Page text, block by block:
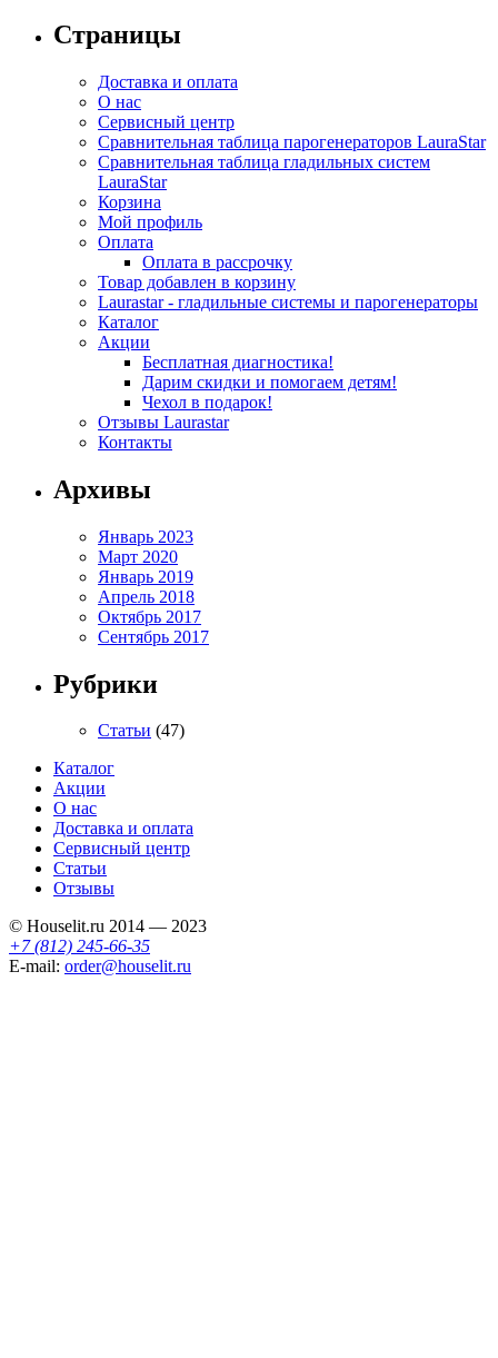
Страницы
Доставка и оплата
О нас
Сервисный центр
Сравнительная таблица парогенераторов LauraStar
Сравнительная таблица гладильных систем
LauraStar
Корзина
Мой профиль
Оплата
Оплата в рассрочку
Товар добавлен в корзину
Laurastar - гладильные системы и парогенераторы
Каталог
Акции
Бесплатная диагностика!
Дарим скидки и помогаем детям!
Чехол в подарок!
Отзывы Laurastar
Контакты
Архивы
Январь 2023
Март 2020
Январь 2019
Апрель 2018
Октябрь 2017
Сентябрь 2017
Рубрики
Статьи (47)
Каталог
Акции
О нас
Доставка и оплата
Сервисный центр
Статьи
Отзывы
© Houselit.ru 2014 — 2023
+7 (812) 245-66-35
E-mail: order@houselit.ru